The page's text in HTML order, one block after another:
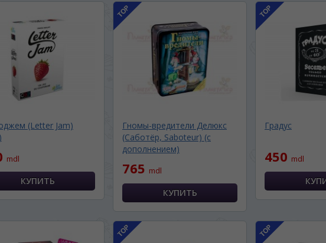
(Letter Jam)
mdl
Гномы-вредители Делюкс
(Саботёр, Saboteur) (с
дополнением)
765 mdl
Градус
450 mdl
/ LIMBA SITE-ULUI
хотите просматривать наш сайт?
один раз, далее сохраним Ваш выбор языка.
o singură dată, apoi vă vom salva alegerea limbii.